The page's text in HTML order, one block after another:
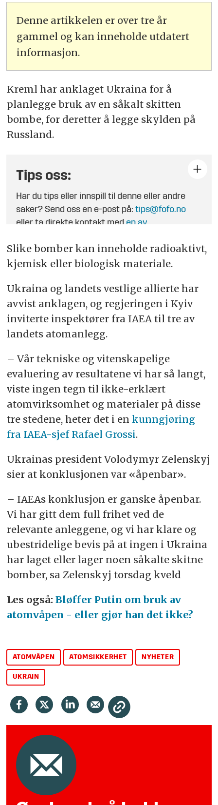
Denne artikkelen er over tre år
gammel og kan inneholde utdatert
informasjon.
Kreml har anklaget Ukraina for å
planlegge bruk av en såkalt skitten
bombe, for deretter å legge skylden på
Russland.
Tips oss:
Har du tips eller innspill til denne eller andre
saker? Send oss en e-post på:tips@fofo.no
eller ta direkte kontakt med en av
Slike bomber kan inneholde radioaktivt,
kjemisk eller biologisk materiale.
Ukraina og landets vestlige allierte har
avvist anklagen, og regjeringen i Kyiv
inviterte inspektører fra IAEA til tre av
landets atomanlegg.
– Vår tekniske og vitenskapelige
evaluering av resultatene vi har så langt,
viste ingen tegn til ikke-erklært
atomvirksomhet og materialer på disse
tre stedene, heter det i en kunngjøring
fra IAEA-sjef Rafael Grossi.
Ukrainas president Volodymyr Zelenskyj
sier at konklusjonen var «åpenbar».
– IAEAs konklusjon er ganske åpenbar.
Vi har gitt dem full frihet ved de
relevante anleggene, og vi har klare og
ubestridelige bevis på at ingen i Ukraina
har laget eller lager noen såkalte skitne
bomber, sa Zelenskyj torsdag kveld
Les også: Bløffer Putin om bruk av
atomvåpen - eller gjør han det ikke?
ATOMVÅPEN ATOMSIKKERHET NYHETER
UKRAIN